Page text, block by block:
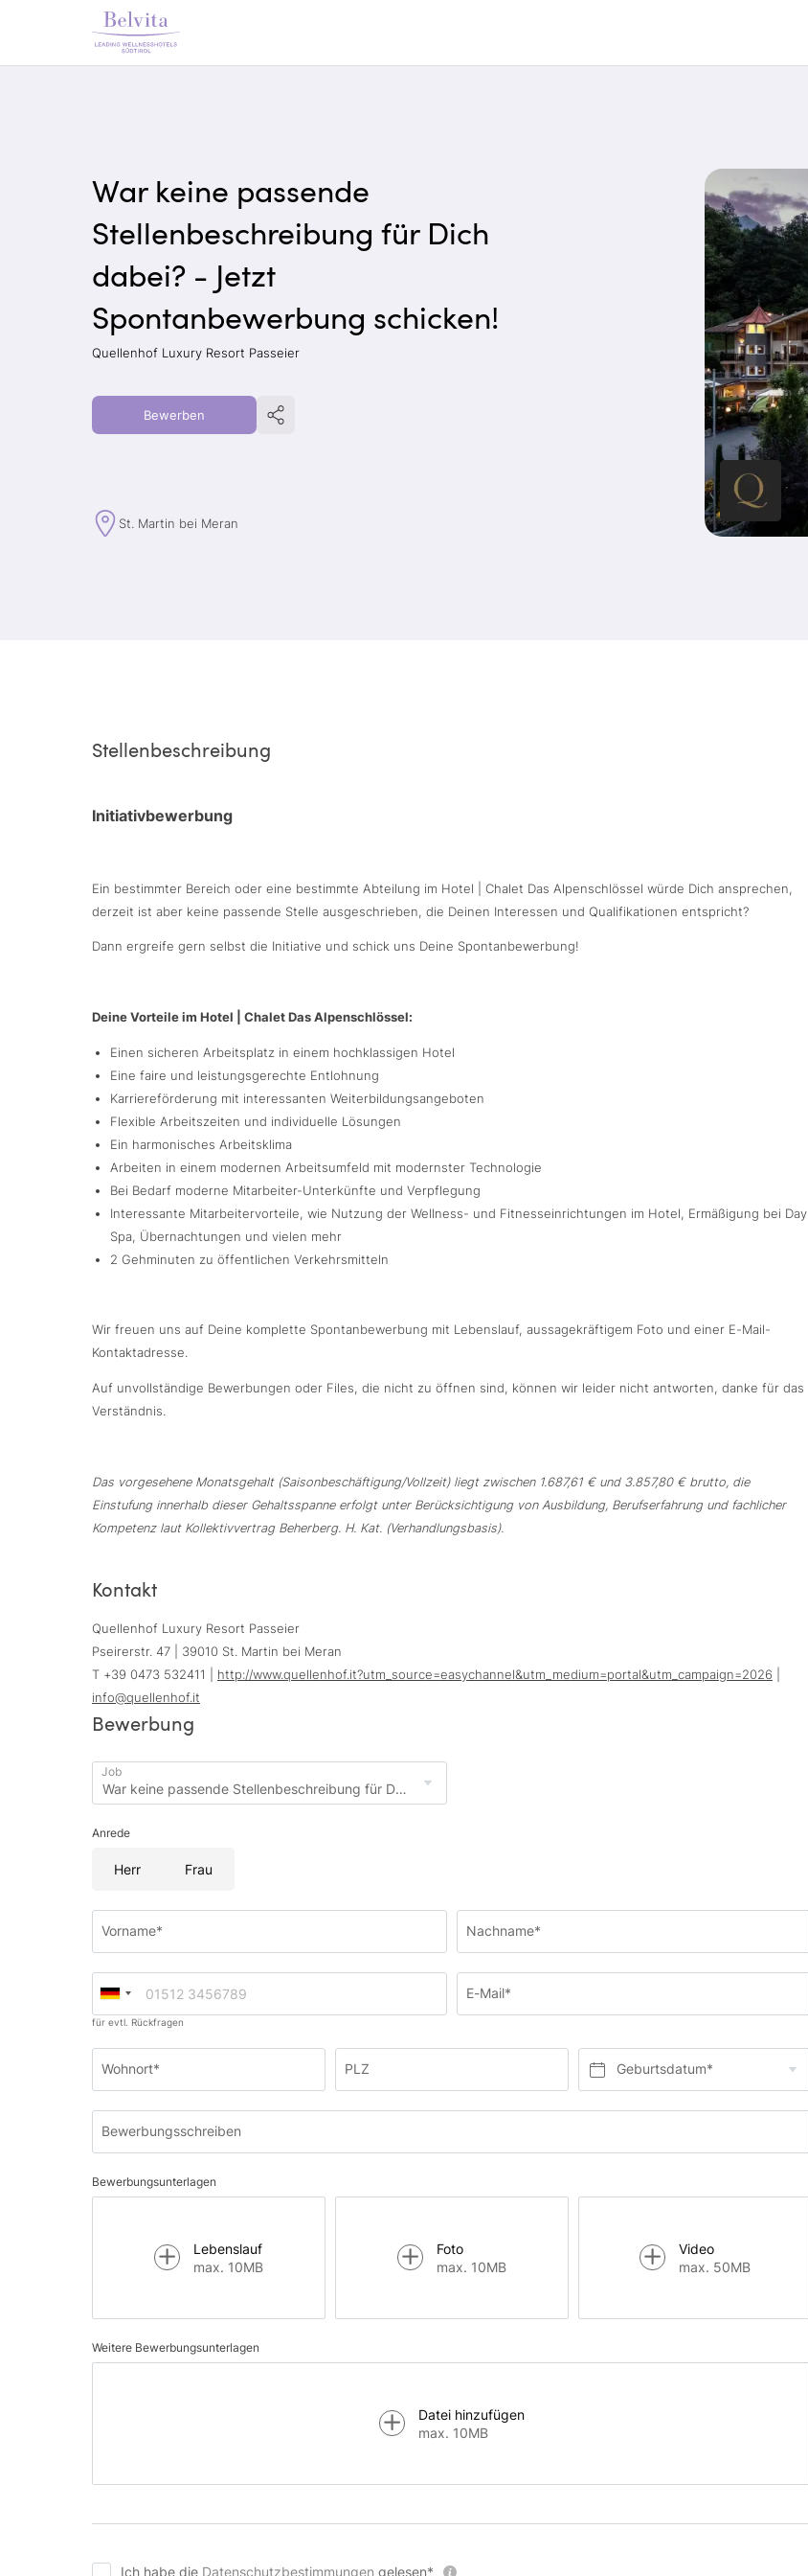
War keine passende
Stellenbeschreibung für Dich
dabei? - Jetzt
Spontanbewerbung schicken!
Quellenhof Luxury Resort Passeier
Bewerben
St. Martin bei Meran
Stellenbeschreibung
Initiativbewerbung
Ein bestimmter Bereich oder eine bestimmte Abteilung im Hotel | Chalet Das Alpenschlössel würde Dich ansprechen,
derzeit ist aber keine passende Stelle ausgeschrieben, die Deinen Interessen und Qualifikationen entspricht?
Dann ergreife gern selbst die Initiative und schick uns Deine Spontanbewerbung!
Deine Vorteile im Hotel | Chalet Das Alpenschlössel:
Einen sicheren Arbeitsplatz in einem hochklassigen Hotel
Eine faire und leistungsgerechte Entlohnung
Karriereförderung mit interessanten Weiterbildungsangeboten
Flexible Arbeitszeiten und individuelle Lösungen
Ein harmonisches Arbeitsklima
Arbeiten in einem modernen Arbeitsumfeld mit modernster Technologie
Bei Bedarf moderne Mitarbeiter-Unterkünfte und Verpflegung
Interessante Mitarbeitervorteile, wie Nutzung der Wellness- und Fitnesseinrichtungen im Hotel, Ermäßigung bei Day
Spa, Übernachtungen und vielen mehr
2 Gehminuten zu öffentlichen Verkehrsmitteln
Wir freuen uns auf Deine komplette Spontanbewerbung mit Lebenslauf, aussagekräftigem Foto und einer E-Mail-
Kontaktadresse.
Auf unvollständige Bewerbungen oder Files, die nicht zu öffnen sind, können wir leider nicht antworten, danke für das
Verständnis.
Das vorgesehene Monatsgehalt (Saisonbeschäftigung/Vollzeit) liegt zwischen 1.687,61 € und 3.857,80 € brutto, die
Einstufung innerhalb dieser Gehaltsspanne erfolgt unter Berücksichtigung von Ausbildung, Berufserfahrung und fachlicher
Kompetenz laut Kollektivvertrag Beherberg. H. Kat. (Verhandlungsbasis).
Kontakt
Quellenhof Luxury Resort Passeier
Pseirerstr. 47 | 39010 St. Martin bei Meran
T +39 0473 532411 | http://www.quellenhof.it?utm_source=easychannel&utm_medium=portal&utm_campaign=2026
info@quellenhof.it
Bewerbung
Job
Anrede
Herr Frau
Vorname* Nachname*
für evtl. Rückfragen
E-Mail*
Wohnort* PLZ Geburtsdatum*
Bewerbungsschreiben
Bewerbungsunterlagen
Lebenslauf
max. 10MB
Foto
max. 10MB
Video
max. 50MB
Weitere Bewerbungsunterlagen
Datei hinzufügen
max. 10MB
Ich habe die Datenschutzbestimmungen gelesen*